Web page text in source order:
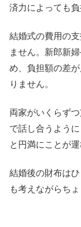
済力によっても負
結婚式の費用の
ません。新郎新
め、負担額の差
りません。
両家がいくらず
で話し合うよう
と円満にことが運
結婚後の財布は
も考えながらち